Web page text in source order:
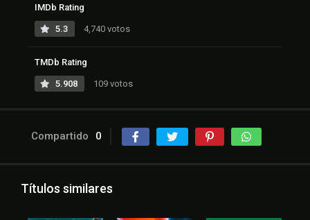
IMDb Rating
5.3 4,740 votos
TMDb Rating
5.908 109 votos
Compartido 0
Títulos similares